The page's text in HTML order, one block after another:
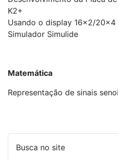
K2+
Usando o display 16x2/20x4
Simulador Simulide
Matemática
Representação de sinais
Busca no site